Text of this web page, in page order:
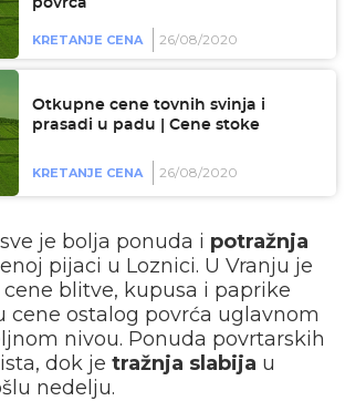
KRETANJE CENA 26/08/2020
Otkupne cene tovnih svinja i
prasadi u padu | Cene stoke
KRETANJE CENA 26/08/2020
je bolja ponuda i potražnja
pijaci u Loznici. U Vranju je
blitve, kupusa i paprike
cene ostalog povrća uglavnom
nivou. Ponuda povrtarskih
dok je tražnja slabija u
nedelju.